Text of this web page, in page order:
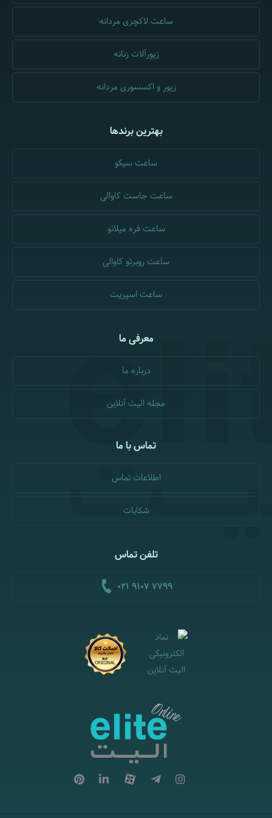
ساعت لاکچری مردانه
زیورآلات زنانه
زیور و اکسسوری مردانه
بهترین برندها
ساعت سیکو
ساعت جاست کاوالی
ساعت فره میلانو
ساعت روبرتو کاوالی
ساعت اسپریت
معرفی ما
درباره ما
مجله الیت آنلاین
تماس با ما
اطلاعات تماس
شکایات
تلفن تماس
021 9107 7799